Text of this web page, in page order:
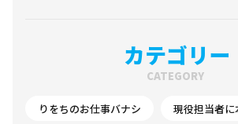
カテゴリー
CATEGORY
りをちのお仕事バナシ 現役担当者に